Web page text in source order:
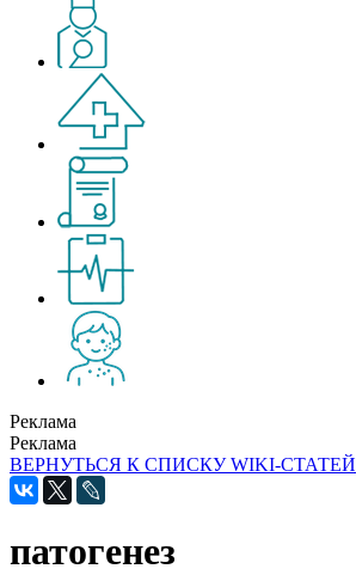
Реклама
Реклама
ВЕРНУТЬСЯ К СПИСКУ WIKI-СТАТЕЙ
патогенез